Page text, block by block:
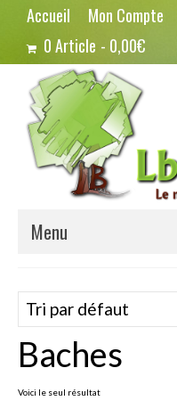
Accueil Mon Compte
0 Article
0,00€
Menu
Potager – Graines
Haricots
Pois
Baches
Voici le seul résultat